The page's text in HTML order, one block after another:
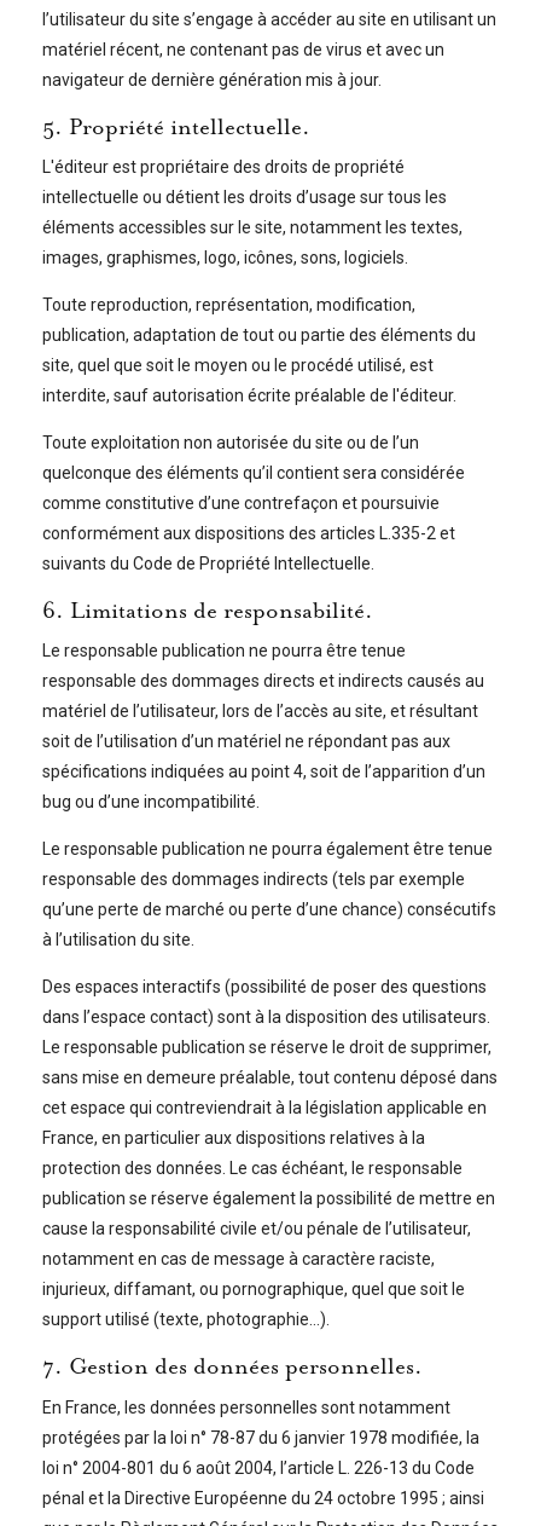
l’utilisateur du site s’engage à accéder au site en utilisant un
matériel récent, ne contenant pas de virus et avec un
navigateur de dernière génération mis à jour.
5. Propriété intellectuelle.
L'éditeur est propriétaire des droits de propriété
intellectuelle ou détient les droits d’usage sur tous les
éléments accessibles sur le site, notamment les textes,
images, graphismes, logo, icônes, sons, logiciels.
Toute reproduction, représentation, modification,
publication, adaptation de tout ou partie des éléments du
site, quel que soit le moyen ou le procédé utilisé, est
interdite, sauf autorisation écrite préalable de l'éditeur.
Toute exploitation non autorisée du site ou de l’un
quelconque des éléments qu’il contient sera considérée
comme constitutive d’une contrefaçon et poursuivie
conformément aux dispositions des articles L.335-2 et
suivants du Code de Propriété Intellectuelle.
6. Limitations de responsabilité.
Le responsable publication ne pourra être tenue
responsable des dommages directs et indirects causés au
matériel de l’utilisateur, lors de l’accès au site, et résultant
soit de l’utilisation d’un matériel ne répondant pas aux
spécifications indiquées au point 4, soit de l’apparition d’un
bug ou d’une incompatibilité.
Le responsable publication ne pourra également être tenue
responsable des dommages indirects (tels par exemple
qu’une perte de marché ou perte d’une chance) consécutifs
à l’utilisation du site.
Des espaces interactifs (possibilité de poser des questions
dans l’espace contact) sont à la disposition des utilisateurs.
Le responsable publication se réserve le droit de supprimer,
sans mise en demeure préalable, tout contenu déposé dans
cet espace qui contreviendrait à la législation applicable en
France, en particulier aux dispositions relatives à la
protection des données. Le cas échéant, le responsable
publication se réserve également la possibilité de mettre en
cause la responsabilité civile et/ou pénale de l’utilisateur,
notamment en cas de message à caractère raciste,
injurieux, diffamant, ou pornographique, quel que soit le
support utilisé (texte, photographie…).
7. Gestion des données personnelles.
En France, les données personnelles sont notamment
protégées par la loi n° 78-87 du 6 janvier 1978 modifiée, la
loi n° 2004-801 du 6 août 2004, l’article L. 226-13 du Code
pénal et la Directive Européenne du 24 octobre 1995 ; ainsi